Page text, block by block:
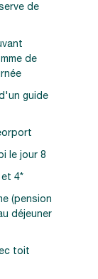
de
de
guide
le jour 8
et 4*
(pension
déjeuner
toit